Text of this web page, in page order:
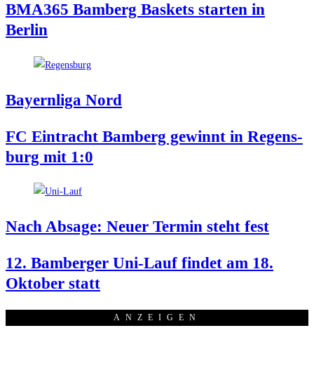
BMA365 Bam­berg Bas­kets star­ten in
Berlin
Bay­ern­li­ga Nord
FC Ein­tracht Bam­berg gewinnt in Regens­
burg mit 1:0
Nach Absa­ge: Neu­er Ter­min steht fest
12. Bam­ber­ger Uni-Lauf fin­det am 18.
Okto­ber statt
ANZEI­GEN